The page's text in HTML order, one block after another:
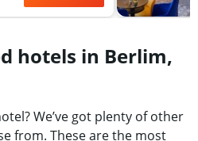
hotels in Berlim,
We’ve got plenty of other
from. These are the most